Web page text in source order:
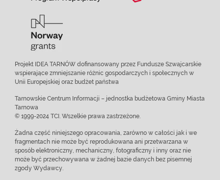
Projekt IDEA TARNÓW dofinansowany przez Fundusze Szwajcarskie
wspierające zmniejszanie różnic gospodarczych i społecznych w
Unii Europejskiej oraz budżet państwa
Tarnowskie Centrum Informacji – jednostka budżetowa Gminy Miasta
Tarnowa
© 1999-2024 TCI. Wszelkie prawa zastrzeżone.
Żadna część niniejszego opracowania, zarówno w całości jak i we
fragmentach nie może być reprodukowana ani przetwarzana w
sposób elektroniczny, mechaniczny, fotograficzny i inny oraz nie
może być przechowywana w żadnej bazie danych bez pisemnej
zgody Wydawcy.